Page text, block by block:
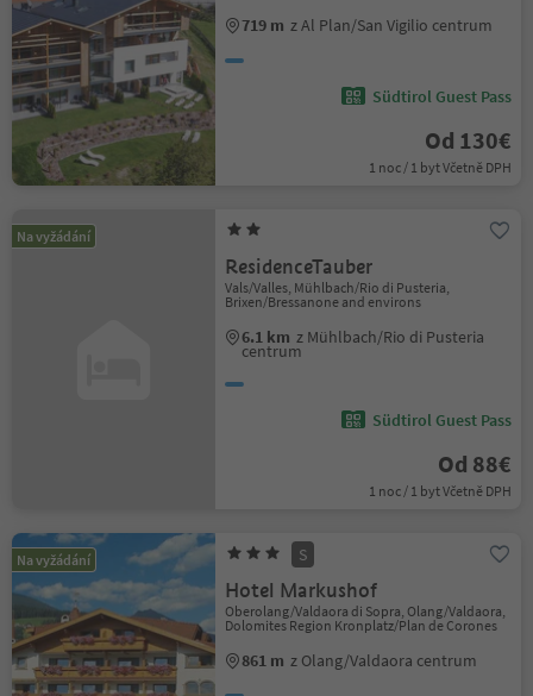
719 m z Al Plan/San Vigilio centrum
Südtirol Guest Pass
Od 130€
1 noc / 1 byt Včetně DPH
Na vyžádání
ResidenceTauber
Vals/Valles, Mühlbach/Rio di Pusteria,
Brixen/Bressanone and environs
6.1 km z Mühlbach/Rio di Pusteria
centrum
Südtirol Guest Pass
Od 88€
1 noc / 1 byt Včetně DPH
Na vyžádání S
Hotel Markushof
Oberolang/Valdaora di Sopra, Olang/Valdaora,
Dolomites Region Kronplatz/Plan de Corones
861 m z Olang/Valdaora centrum